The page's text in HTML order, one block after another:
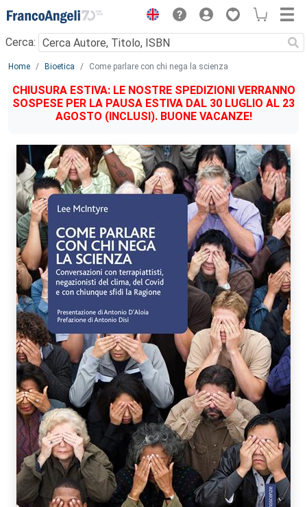
Menu
Cerca:
Main content
Home Bioetica Come parlare con chi nega la scienza
CHIUSURA ESTIVA: LE NOSTRE SPEDIZIONI VERRANNO
SOSPESE PER LA PAUSA ESTIVA DAL 30 LUGLIO AL 23
AGOSTO (INCLUSI). BUONE VACANZE!